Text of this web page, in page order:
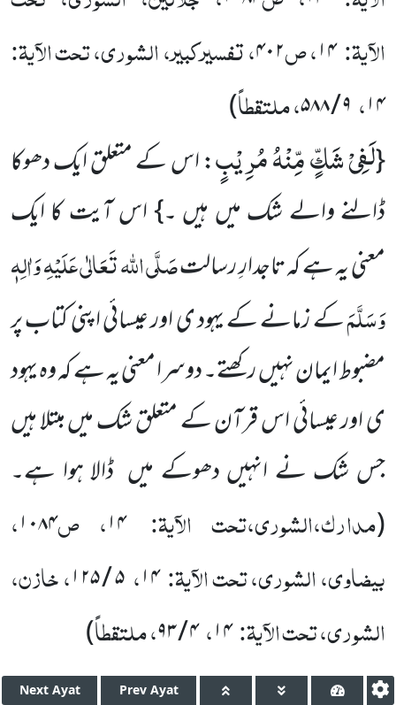
الآیۃ:۱۴، ص۴۰۲، تفسیرکبیر، الشوری، تحت الآیۃ:
۱۴، ۹ / ۵۸۸ ، ملتقطاً)
{لَفِیْ شَكٍّ مِّنْهُ مُرِیْبٍ: اس کے متعلق ایک دھوکا
ڈالنے والے شک میں ہیں ۔} اس آیت کا ایک
معنی یہ ہے کہ تاجدارِ رسالتصَلَّی اللہ تَعَالٰی عَلَیْہِ وَاٰلِہٖ
وَسَلَّمَکے زمانے کے یہود ی اور عیسائی اپنی کتاب پر
مضبوط ایمان نہیں رکھتے۔ دوسرا معنی یہ ہے کہ وہ یہود
ی اور عیسائی اس قرآن کے متعلق شک میں مبتلا ہیں
جس شک نے انہیں دھوکے میں ڈالا ہوا ہے۔
(مدارک،الشوری،تحت الآیۃ: ۱۴، ص۱۰۸۴،
بیضاوی، الشوری، تحت الآیۃ:۱۴، ۵ / ۱۲۵
، خازن،
الشوری، تحت الآیۃ:۱۴،۴ / ۹۳ ، ملتقطاً)
Next Ayat Prev Ayat